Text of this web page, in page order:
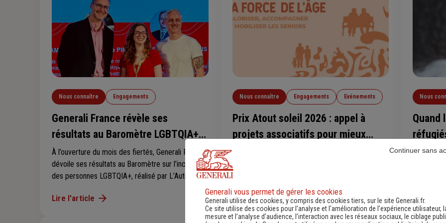
Nous connaître Engagements
Generali France révèle ses
résultats au Baromètre LGBTQIA+
2026
À l’ouverture du mois des fiertés, Generali France
dévoile ses résultats au Baromètre sur l’inclusion
des personnes LGBTQIA+, réalisé par L’Autre
janvier et le 4 février 2026 auprès de près de 75
000 salariés, dont près de 1 400 collaborateurs et
Lire l'article
Nous connaître Engagements Evénements
Prix Atout soleil 2026 : appel à
projets associatifs pour mieux
appel à projets dans le cadre de l’opération de
mécénat Atout Soleil. Cette 19ème édition,
intitulée « La force de l’âge : valoriser,
accompagner et mobiliser les seniors »,
Lire l'article
Nous
Quand
Priscille
dévoile
accélérer
humaine
Lire
Generali vous permet de gérer les cookies
Generali utilise des cookies, y compris des cookies tiers, sur le site Generali.fr.
Ce site utilise des cookies pour l’analyse et l'amélioration de l’expérience utilisateur,
mesure et l’analyse d’audience, l’interaction avec les réseaux sociaux, le ciblage
Continuer sans